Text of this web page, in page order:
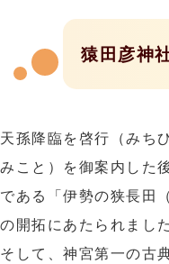
猿田彦神
天孫降臨を啓行（みち
みこと）を御案内した
である「伊勢の狭長田
の開拓にあたられました
そして、神宮第一の古